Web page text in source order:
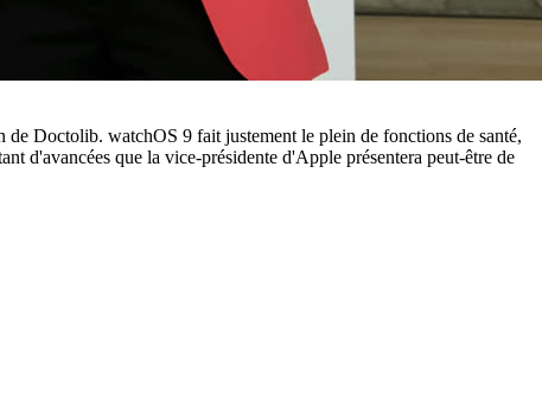
de Doctolib. watchOS 9 fait justement le plein de fonctions de santé,
d'avancées que la vice-présidente d'Apple présentera peut-être de